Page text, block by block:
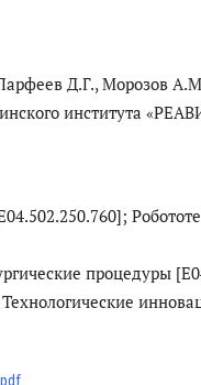
Д.Г., Морозов
института
процедуры